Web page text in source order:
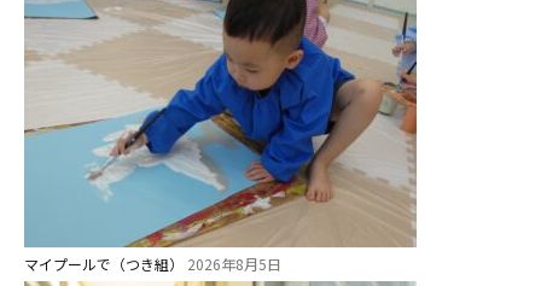
マイプールで（つき組） 2026年8月5日